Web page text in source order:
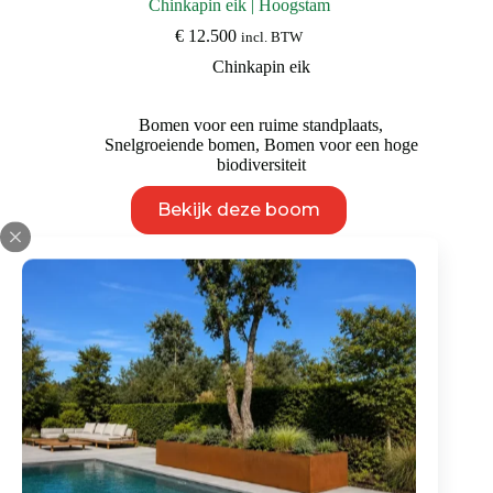
Chinkapin eik | Hoogstam
€ 12.500 incl. BTW
Chinkapin eik
Bomen voor een ruime standplaats,
Snelgroeiende bomen, Bomen voor een hoge
biodiversiteit
Bekijk deze boom
product
heeft
variaties.
Deze
optie
kan
gekozen
worden
op
de
productpagina